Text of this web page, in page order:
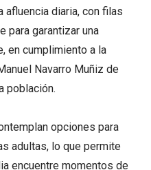
afluencia diaria, con filas
para garantizar una
en cumplimiento a la
Navarro Muñiz de
población.
opciones para
adultas, lo que permite
encuentre momentos de